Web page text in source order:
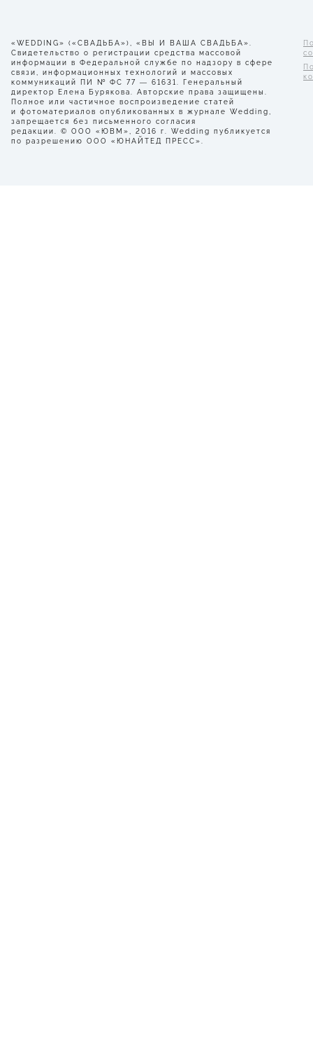
«WEDDING» («СВАДЬБА»), «ВЫ И ВАША СВАДЬБА».
Свидетельство о регистрации средства массовой
информации в Федеральной службе по надзору в сфере
связи, информационных технологий и массовых
коммуникаций ПИ № ФС 77 — 61631. Генеральный
директор Елена Бурякова. Авторские права защищены.
Полное или частичное воспроизведение статей
и фотоматериалов опубликованных в журнале Wedding,
запрещается без письменного согласия
редакции. © ООО «ЮВМ», 2016 г. Wedding публикуется
по разрешению ООО «ЮНАЙТЕД ПРЕСС».